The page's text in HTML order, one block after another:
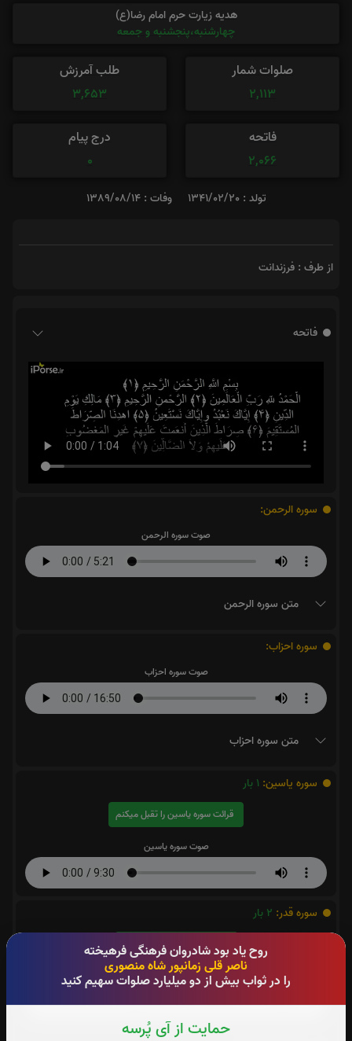
روح یاد بود شادروان فرهنگی فرهیخته
ناصر قلی زمانپور شاه منصوری
را در ثواب بیش از دو میلیارد صلوات سهیم کنید
حمایت از آی پُرسه
هدیه زیارت حرم امام رضا(ع)
چهارشنبه،پنجشنبه و جمعه
صلوات شمار
2,113
طلب آمرزش
3,653
فاتحه
2,066
درج پیام
0
تولد : 1341/02/20 وفات : 1389/08/14
از طرف : فرزندانت
فاتحه
سوره الرحمن:
صوت سوره الرحمن
متن سوره الرحمن
سوره احزاب:
صوت سوره احزاب
متن سوره احزاب
سوره یاسین: 1 بار
قرائت سوره یاسین را تقبل میکنم
صوت سوره یاسین
سوره قدر: 2 بار
قرائت سوره قدر را تقبل میکنم
صوت سوره قدر